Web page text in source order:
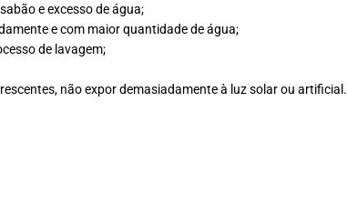
e excesso de água;
e com maior quantidade de água;
de lavagem;
não expor demasiadamente à luz solar ou artificial.